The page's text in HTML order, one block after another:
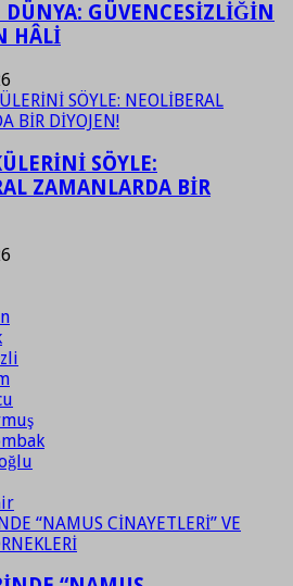
DÜNYA: GÜVENCESİZLİĞİN
HÂLİ
SÖYLE:
ZAMANLARDA BİR